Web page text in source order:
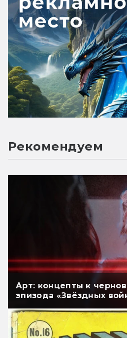
Рекомендуем
Арт: концепты к
эпизода «Звёздных